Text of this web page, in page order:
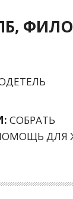
СОБРАТЬ
ДЛЯ